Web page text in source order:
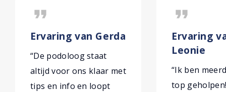
format_quote
Ervaring van Gerda
“De podoloog staat
altijd voor ons klaar met
tips en info en loopt
format_quote
Ervaring
Leonie
“Ik ben
top